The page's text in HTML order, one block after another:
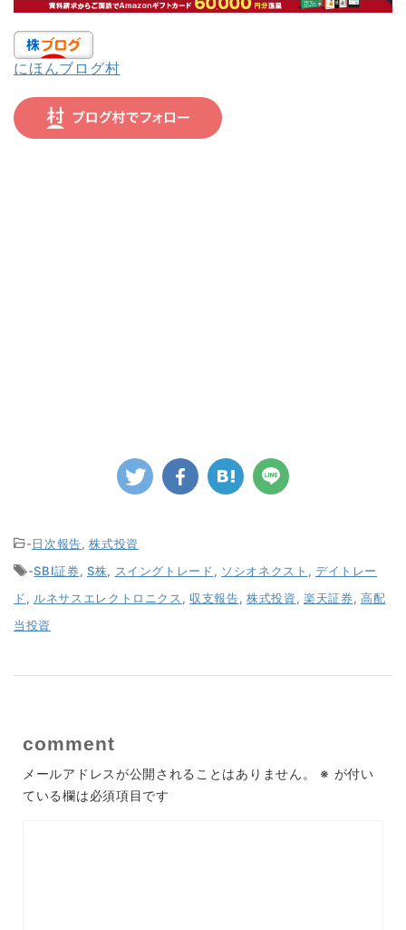
にほんブログ村
-日次報告,株式投資
-SBI証券, S株, スイングトレード, ソシオネクスト , デイトレー
ド, ルネサスエレクトロニクス, 収支報告,株式投資, 楽天証券, 高配
当投資
comment
メールアドレスが公開されることはありません。 ※ が付い
ている欄は必須項目です